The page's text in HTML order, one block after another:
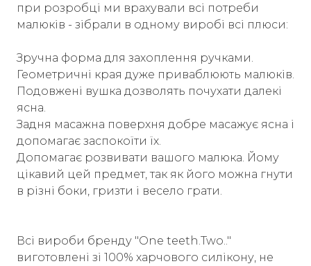
при розробці ми врахували всі потреби
малюків - зібрали в одному виробі всі плюси:
Зручна форма для захоплення ручками.
Геометричні края дуже приваблюють малюків.
Подовжені вушка дозволять почухати далекі
ясна.
Задня масажна поверхня добре масажує ясна і
допомагає заспокоїти їх.
Допомагає розвивати вашого малюка. Йому
цікавий цей предмет, так як його можна гнути
в різні боки, гризти і весело грати.
Всі вироби бренду "One teeth.Two.."
виготовлені зі 100% харчового силікону, не